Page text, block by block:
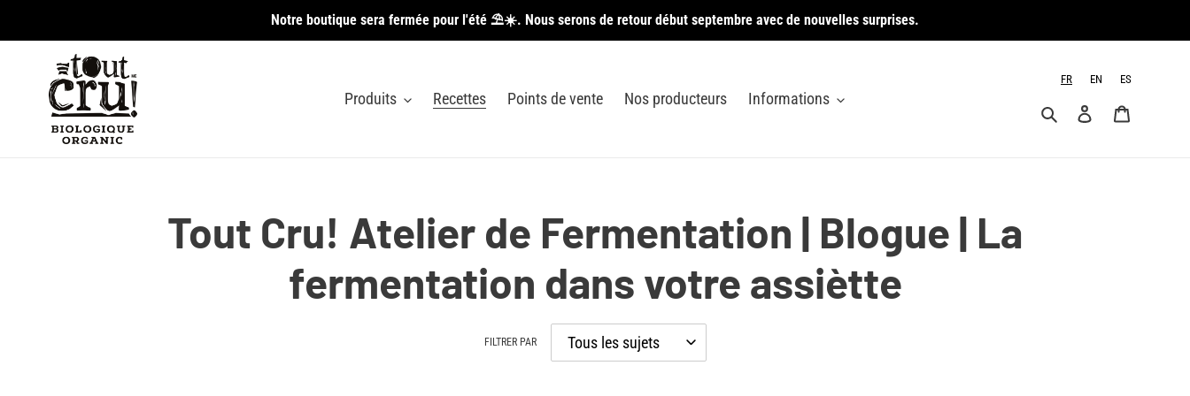
Notre boutique sera fermée pour l'été ⛱️☀️. Nous serons de retour début septembre avec de nouvelles surprises.
Produits Recettes Points de vente Nos producteurs Informations
FR EN ES
RechercherSe connecter
Tout Cru! Atelier de Fermentation | Blogue | La
fermentation dans votre assiètte
FILTRER PAR